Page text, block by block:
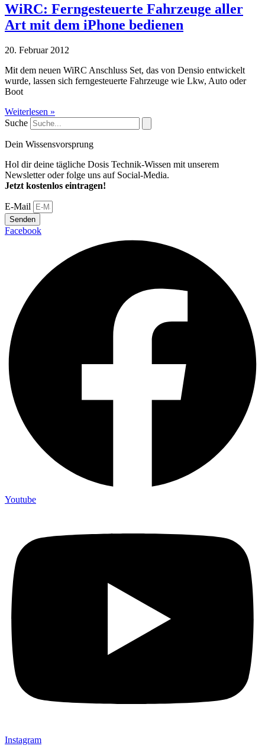
WiRC: Ferngesteuerte Fahrzeuge aller
Art mit dem iPhone bedienen
20. Februar 2012
Mit dem neuen WiRC Anschluss Set, das von Densio entwickelt
wurde, lassen sich ferngesteuerte Fahrzeuge wie Lkw, Auto oder
Boot
Weiterlesen »
Suche
Dein Wissensvorsprung
Hol dir deine tägliche Dosis Technik-Wissen mit unserem
Newsletter oder folge uns auf Social-Media.
Jetzt kostenlos eintragen!
E-Mail
Senden
Facebook
Youtube
Instagram